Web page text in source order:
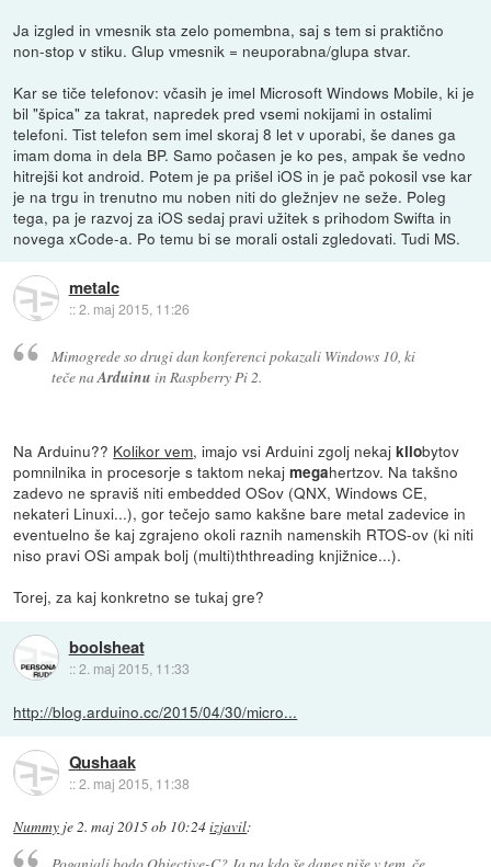
Ja izgled in vmesnik sta zelo pomembna, saj s tem si praktično
non-stop v stiku. Glup vmesnik = neuporabna/glupa stvar.
Kar se tiče telefonov: včasih je imel Microsoft Windows Mobile, ki je
bil "špica" za takrat, napredek pred vsemi nokijami in ostalimi
telefoni. Tist telefon sem imel skoraj 8 let v uporabi, še danes ga
imam doma in dela BP. Samo počasen je ko pes, ampak še vedno
hitrejši kot android. Potem je pa prišel iOS in je pač pokosil vse kar
je na trgu in trenutno mu noben niti do gležnjev ne seže. Poleg
tega, pa je razvoj za iOS sedaj pravi užitek s prihodom Swifta in
novega xCode-a. Po temu bi se morali ostali zgledovati. Tudi MS.
metalc
::2. maj 2015, 11:26
Mimogrede so drugi dan konferenci pokazali Windows 10, ki
teče naArduinu in Raspberry Pi 2.
Na Arduinu?? Kolikor vem, imajo vsi Arduini zgolj nekajkilobytov
pomnilnika in procesorje s taktom nekajmegahertzov. Na takšno
zadevo ne spraviš niti embedded OSov (QNX, Windows CE,
nekateri Linuxi...), gor tečejo samo kakšne bare metal zadevice in
eventuelno še kaj zgrajeno okoli raznih namenskih RTOS-ov (ki niti
niso pravi OSi ampak bolj (multi)ththreading knjižnice...).
Torej, za kaj konkretno se tukaj gre?
boolsheat
::2. maj 2015, 11:33
http://blog.arduino.cc/2015/04/30/micro...
Qushaak
::2. maj 2015, 11:38
Nummy je2. maj 2015 ob 10:24izjavil: